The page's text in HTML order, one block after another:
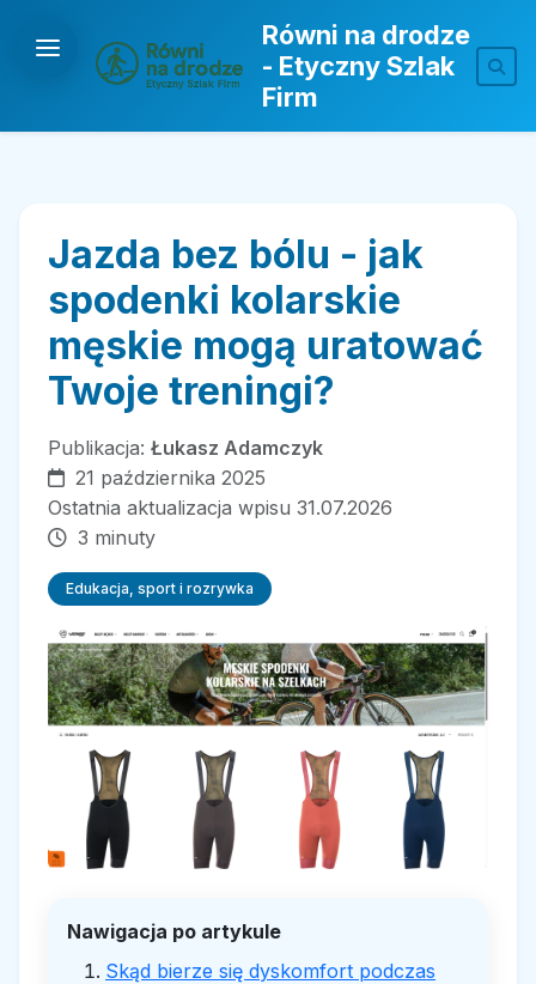
Równi na drodze
- Etyczny Szlak
Firm
Jazda bez bólu - jak
spodenki kolarskie
męskie mogą uratować
Twoje treningi?
Publikacja: Łukasz Adamczyk
21 października 2025
Ostatnia aktualizacja wpisu 31.07.2026
3 minuty
Edukacja, sport i rozrywka
Nawigacja po artykule
Skąd bierze się dyskomfort podczas